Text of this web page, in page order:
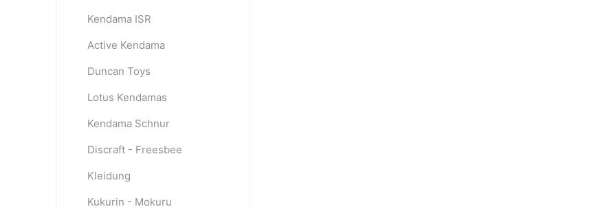
Kendama ISR
Active Kendama
Duncan Toys
Lotus Kendamas
Kendama Schnur
Discraft - Freesbee
Kleidung
Kukurin - Mokuru